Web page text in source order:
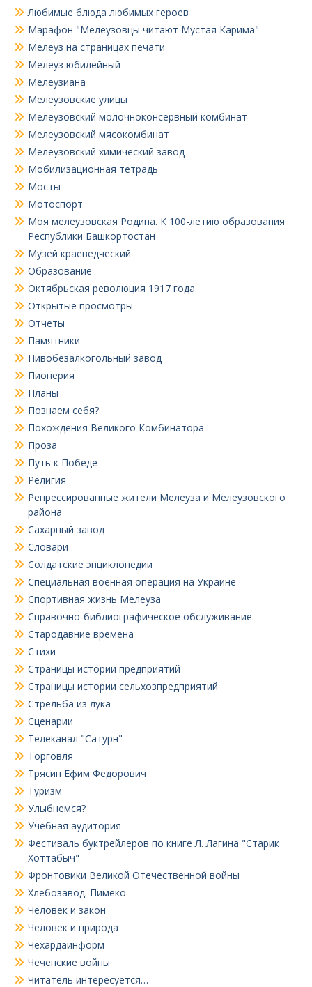
Любимые блюда любимых героев
Марафон "Мелеузовцы читают Мустая Карима"
Мелеуз на страницах печати
Мелеуз юбилейный
Мелеузиана
Мелеузовские улицы
Мелеузовский молочноконсервный комбинат
Мелеузовский мясокомбинат
Мелеузовский химический завод
Мобилизационная тетрадь
Мосты
Мотоспорт
Моя мелеузовская Родина. К 100-летию образования
Республики Башкортостан
Музей краеведческий
Образование
Октябрьская революция 1917 года
Открытые просмотры
Отчеты
Памятники
Пивобезалкогольный завод
Пионерия
Планы
Познаем себя?
Похождения Великого Комбинатора
Проза
Путь к Победе
Религия
Репрессированные жители Мелеуза и Мелеузовского
района
Сахарный завод
Словари
Солдатские энциклопедии
Специальная военная операция на Украине
Спортивная жизнь Мелеуза
Справочно-библиографическое обслуживание
Стародавние времена
Стихи
Страницы истории предприятий
Страницы истории сельхозпредприятий
Стрельба из лука
Сценарии
Телеканал "Сатурн"
Торговля
Трясин Ефим Федорович
Туризм
Улыбнемся?
Учебная аудитория
Фестиваль буктрейлеров по книге Л. Лагина "Старик
Хоттабыч"
Фронтовики Великой Отечественной войны
Хлебозавод. Пимеко
Человек и закон
Человек и природа
Чехардаинформ
Чеченские войны
Читатель интересуется…